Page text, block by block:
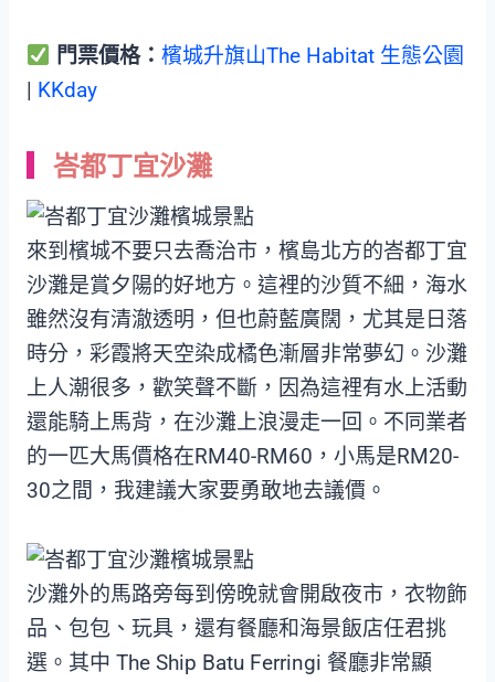
門票價格： 檳城升旗山The Habitat 生態公園
| KKday
峇都丁宜沙灘
來到檳城不要只去喬治市，檳島北方的峇都丁宜
沙灘是賞夕陽的好地方。這裡的沙質不細，海水
雖然沒有清澈透明，但也蔚藍廣闊，尤其是日落
時分，彩霞將天空染成橘色漸層非常夢幻。沙灘
上人潮很多，歡笑聲不斷，因為這裡有水上活動
還能騎上馬背，在沙灘上浪漫走一回。不同業者
的一匹大馬價格在RM40-RM60，小馬是RM20-
30之間，我建議大家要勇敢地去議價。
沙灘外的馬路旁每到傍晚就會開啟夜市，衣物飾
品、包包、玩具，還有餐廳和海景飯店任君挑
選。其中 The Ship Batu Ferringi 餐廳非常顯